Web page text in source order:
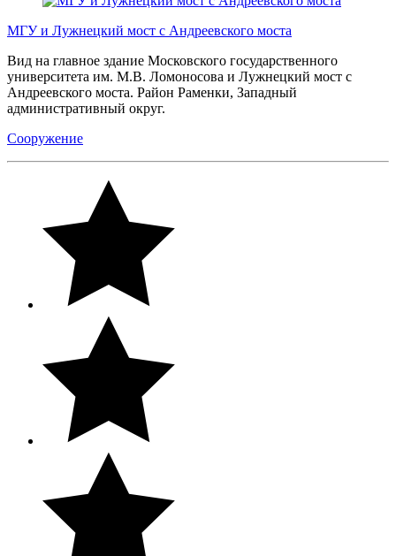
МГУ и Лужнецкий мост с Андреевского моста
Вид на главное здание Московского государственного
университета им. М.В. Ломоносова и Лужнецкий мост с
Андреевского моста. Район Раменки, Западный
административный округ.
Сооружение